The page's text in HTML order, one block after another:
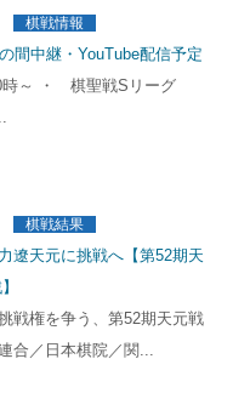
棋戦情報
間中継・YouTube配信予定
時～ ・ 棋聖戦Sリーグ
棋戦結果
遼天元に挑戦へ【第52期天
戦権を争う、第52期天元戦
合／日本棋院／関...